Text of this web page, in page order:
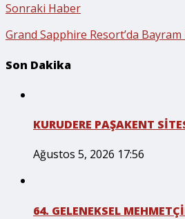
Sonraki Haber
Grand Sapphire Resort’da Bayram
Son Dakika
KURUDERE PAŞAKENT
Ağustos 5, 2026 17:56
64. GELENEKSEL